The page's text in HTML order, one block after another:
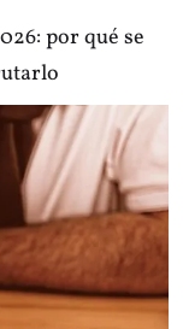
por qué se